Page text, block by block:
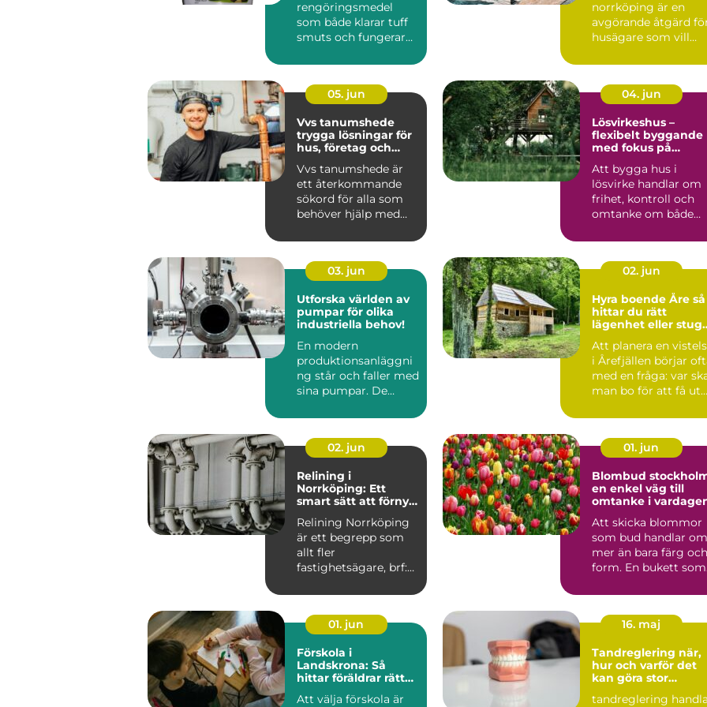
rengöringsmedel
som både klarar tuff
smuts och fungerar
Sup...
norrköping är en
avgörande åtgärd
husägare som vill
mot fukt, mö...
05. jun
Vvs tanumshede
trygga lösningar för
hus, företag och
Vvs tanumshede är
ett återkommande
sökord för alla som
behöver hjälp med
sanitet i...
04. jun
Lösvirkeshus –
flexibelt byggande
med fokus på
Att bygga hus i
lösvirke handlar om
frihet, kontroll och
omtanke om både
03. jun
Utforska världen av
pumpar för olika
industriella behov!
En modern
produktionsanläggni
ng står och faller med
sina pumpar. De
02. jun
Hyra boende Åre så
hittar du rätt
lägenhet eller
Att planera en
i Årefjällen börjar
med en fråga: var
man bo för att få ut
02. jun
Relining i
Norrköping: Ett
smart sätt att förnya
Relining Norrköping
är ett begrepp som
allt fler
fastighetsägare, brf:er
01. jun
Blombud
en enkel väg till
omtanke i
Att skicka blommor
som bud handlar om
mer än bara färg och
form. En bukett som
dör...
01. jun
Förskola i
Landskrona: Så
hittar föräldrar rätt
Att välja förskola är
16. maj
Tandreglering när,
hur och varför det
kan göra stor
tandreglering